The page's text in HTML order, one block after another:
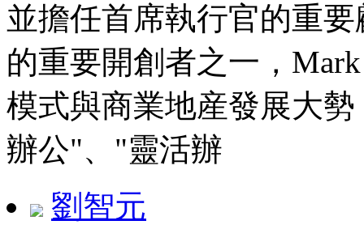
並擔任首席執行官的重
的重要開創者之一，
模式與商業地産發展大
辦公"、"靈活辦
劉智元